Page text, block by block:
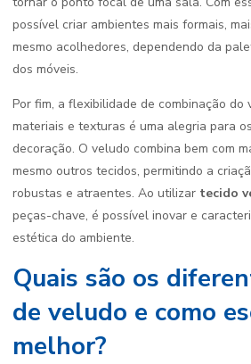
possível criar ambientes mais formais,
mesmo acolhedores, dependendo da
dos móveis.
Por fim, a flexibilidade de combinação do
materiais e texturas é uma alegria para
decoração. O veludo combina bem com
mesmo outros tecidos, permitindo a
robustas e atraentes. Ao utilizar tecido
peças-chave, é possível inovar e
estética do ambiente.
Quais são os
de veludo e como
melhor?